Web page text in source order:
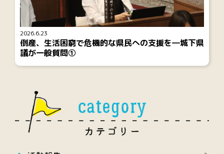
2026.6.23
倒産、生活困窮で危機的な県民への支援を―城下県
議が一般質問①